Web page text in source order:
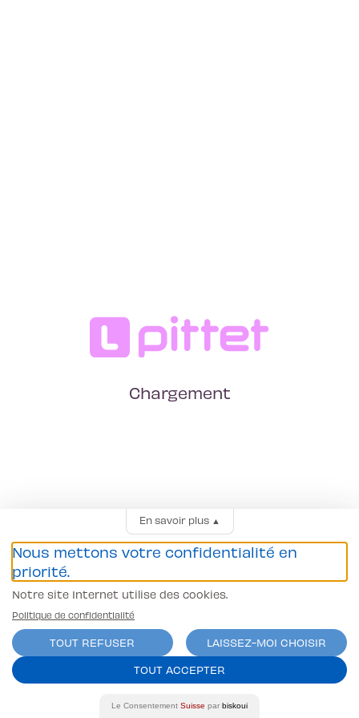
Chargement
En savoir plus▲
Nous mettons votre confidentialité en
priorité.
Notre site Internet utilise des cookies.
Politique de confidentialité
TOUT REFUSER
LAISSEZ-MOI CHOISIR
TOUT ACCEPTER
Le Consentement Suisse par biskoui